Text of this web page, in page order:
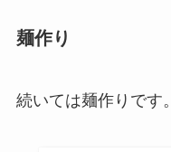
麺作り
続いては麺作りです。